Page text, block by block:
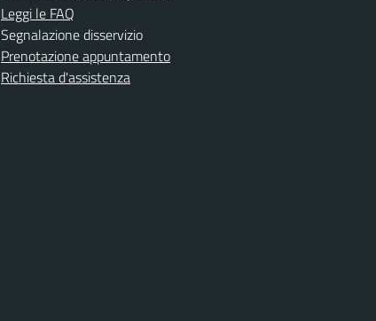
Leggi le FAQ
Segnalazione disservizio
Prenotazione appuntamento
Richiesta d'assistenza